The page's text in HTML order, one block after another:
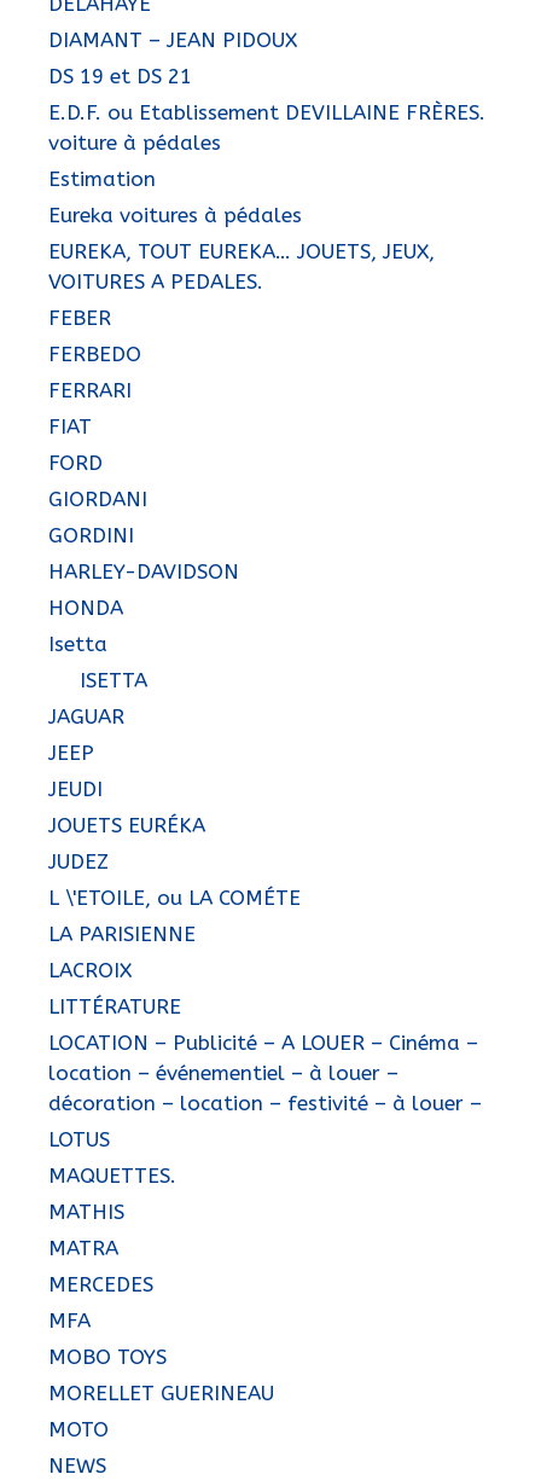
DIAMANT – JEAN PIDOUX
DS 19 et DS 21
E.D.F. ou Etablissement DEVILLAINE FRÈRES.
voiture à pédales
Estimation
Eureka voitures à pédales
EUREKA, TOUT EUREKA… JOUETS, JEUX,
VOITURES A PEDALES.
FEBER
FERBEDO
FERRARI
FIAT
FORD
GIORDANI
GORDINI
HARLEY-DAVIDSON
HONDA
Isetta
ISETTA
JAGUAR
JEEP
JEUDI
JOUETS EURÉKA
JUDEZ
L \'ETOILE, ou LA COMÉTE
LA PARISIENNE
LACROIX
LITTÉRATURE
LOCATION – Publicité – A LOUER – Cinéma –
location – événementiel – à louer –
décoration – location – festivité – à louer –
LOTUS
MAQUETTES.
MATHIS
MATRA
MERCEDES
MFA
MOBO TOYS
MORELLET GUERINEAU
MOTO
NEWS